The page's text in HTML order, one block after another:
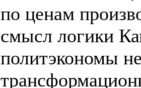
по ценам
смысл логики
политэкономы